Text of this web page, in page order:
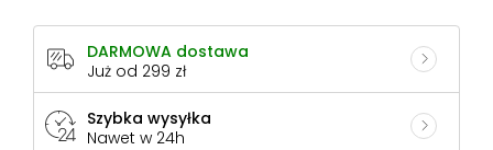
DARMOWA dostawa
Już od 299 zł
Szybka wysyłka
Nawet w 24h